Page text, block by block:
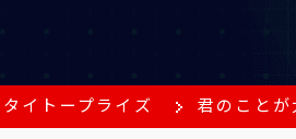
タイトープライズ 君のこと